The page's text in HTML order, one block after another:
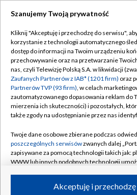
TVP
Abonament TVP
Emisja w TVP
Centrum informacji TVP
Naziemna Telewizja Cyfrowa
Rada Programowa
System NOS
Informacje o nadawcy
Program dla prasy
Regulamin
Polityka
Moje
Pomoc
Kontakt
Kanały
Szanujemy Twoją prywatność
Kliknij "Akceptuję i przechodzę do serwisu",
korzystanie z technologii automatycznego
dostęp do informacji na Twoim urządzeniu
przechowywanie oraz na przetwarzanie
nas, czyli Telewizję Polską S.A. w likwidacji
Zaufanych Partnerów z IAB* (1201 firm) oraz
Partnerów TVP (93 firm), w celach
zautomatyzowanego dopasowania reklam do
mierzenia ich skuteczności) i pozostałych,
także zgody na udostępnianie przez nas
Twoje dane osobowe zbierane podczas
poszczególnych serwisówzwanych dalej
zapisywane za pomocą technologii takich jak:
WWW lub innych podobnych technologii
ruchu w Internecie.Akceptuję i